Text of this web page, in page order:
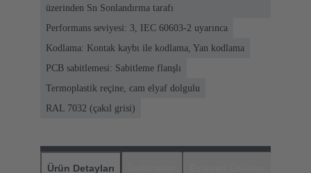
üzerinden Sn Sonlandırma tarafı
Performans seviyesi: 3, IEC 60603-2 uyarınca
Kodlama: Kontak kaybı ile kodlama, Yan kodlama
PCB sabitlemesi: Sabitleme flanşlı
Termoplastik reçine, cam elyaf dolgulu
RAL 7032 (çakıl grisi)
Ürün Detayları